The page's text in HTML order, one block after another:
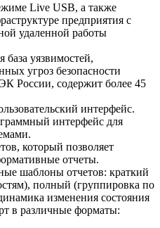
Live USB, а также
предприятия с
удаленной работы
база уязвимостей,
угроз безопасности
России, содержит более 45
интерфейс.
интерфейс для
который позволяет
отчеты.
шаблоны отчетов: краткий
полный (группировка по
изменения состояния
в различные форматы: